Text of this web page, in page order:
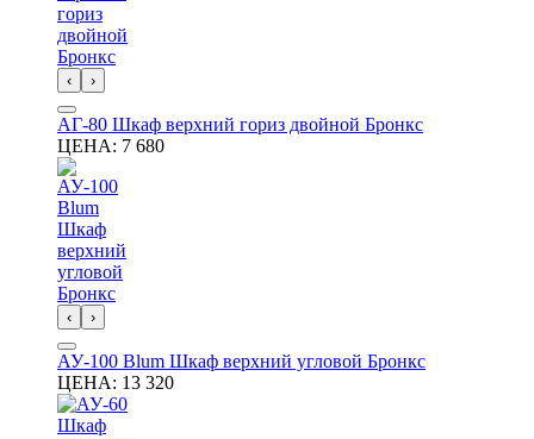
‹ ›
АГ-80 Шкаф верхний гориз двойной Бронкс
ЦЕНА: 7 680
‹ ›
АУ-100 Blum Шкаф верхний угловой Бронкс
ЦЕНА: 13 320